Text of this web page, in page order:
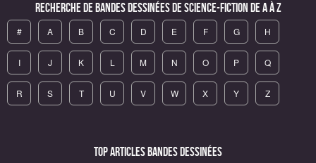
Recherche de Bandes Dessinées de science-fiction de A à Z
# A B C D E F G H
I J K L M N O P Q
R S T U V W X Y Z
Top articles Bandes Dessinées